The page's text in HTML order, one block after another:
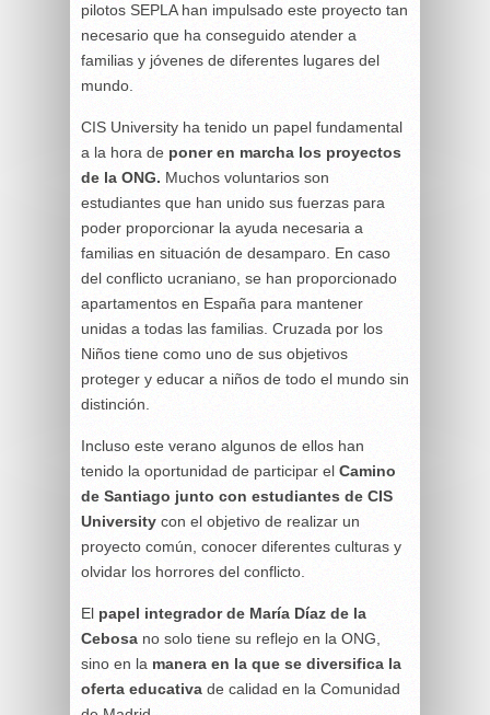
pilotos SEPLA han impulsado este proyecto tan
necesario que ha conseguido atender a
familias y jóvenes de diferentes lugares del
mundo.
CIS University ha tenido un papel fundamental
a la hora de poner en marcha los proyectos
de la ONG. Muchos voluntarios son
estudiantes que han unido sus fuerzas para
poder proporcionar la ayuda necesaria a
familias en situación de desamparo. En caso
del conflicto ucraniano, se han proporcionado
apartamentos en España para mantener
unidas a todas las familias. Cruzada por los
Niños tiene como uno de sus objetivos
proteger y educar a niños de todo el mundo sin
distinción.
Incluso este verano algunos de ellos han
tenido la oportunidad de participar el Camino
de Santiago junto con estudiantes de CIS
University con el objetivo de realizar un
proyecto común, conocer diferentes culturas y
olvidar los horrores del conflicto.
El papel integrador de María Díaz de la
Cebosa no solo tiene su reflejo en la ONG,
sino en la manera en la que se diversifica la
oferta educativa de calidad en la Comunidad